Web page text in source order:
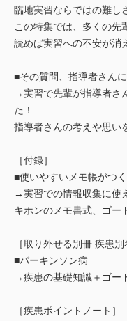
臨地実習ならではの難し
この特集では、多くの先
読めば実習への不安が消
■その質問、指導者さん
→実習で先輩が指導者さ
た！
指導者さんの考えや思い
［付録］
■使いやすいメモ帳がつ
→実習での情報収集に使
キホンのメモ書式、ゴー
［取り外せる別冊 疾患別
■パーキンソン病
→疾患の基礎知識＋ゴー
［疾患ポイントノート］